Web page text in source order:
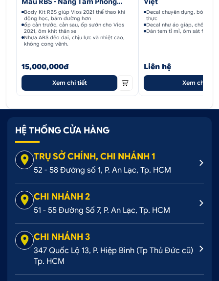
Cách
Body Kit RBS giúp Vios 2021 thể thao khí
động học, bám đường hơn
ốp cản trước, cản sau, ốp sườn cho Vios
2021, ôm khít thân xe
Nhựa ABS dẻo dai, chịu lực và nhiệt cao,
không cong vênh.
15,000,000đ
Xem chi tiết
Decal chuyên dụng, bóng
thực
Decal như áo giáp, chống
Dán tem tỉ mỉ, ôm sát form,
Liên hệ
Xem chi tiết
HỆ THỐNG CỬA HÀNG
TRỤ SỞ CHÍNH, CHI NHÁNH 1
52 - 58 Đường số 1, P. An Lạc, Tp. HCM
CHI NHÁNH 2
51 - 55 Đường Số 7, P. An Lạc, Tp. HCM
CHI NHÁNH 3
347 Quốc Lộ 13, P. Hiệp Bình (Tp Thủ Đức cũ)
Tp. HCM